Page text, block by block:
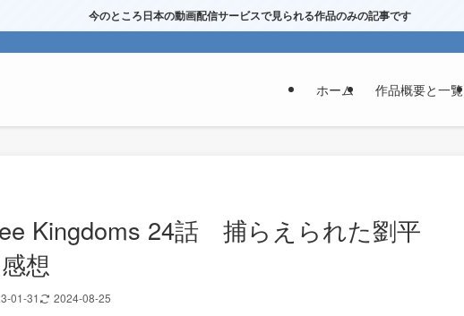
今のところ日本の動画配信サービスで見られる作品のみの記事です
ホーム 作品概要と一覧
Kingdoms 24話 捕らえられた劉平
想
01-31 2024-08-25